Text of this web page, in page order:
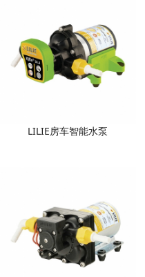
LILIE房车智能水泵